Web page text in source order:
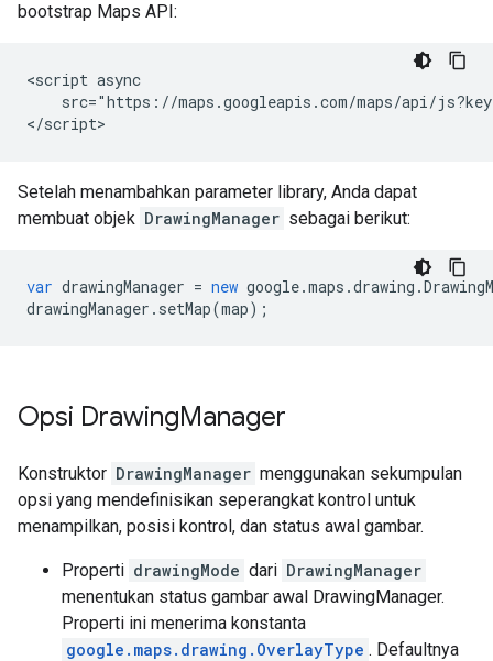
bootstrap Maps API:
<script async
src="https://maps.googleapis.com/maps/api/
</script>
Setelah menambahkan parameter library, Anda dapat
membuat objek DrawingManager sebagai berikut:
var drawingManager = new google.maps .drawing .
drawingManager . setMap(map);
Opsi DrawingManager
Konstruktor DrawingManager menggunakan sekumpulan
opsi yang mendefinisikan seperangkat kontrol untuk
menampilkan, posisi kontrol, dan status awal gambar.
Properti drawingMode dari DrawingManager
menentukan status gambar awal DrawingManager.
Properti ini menerima konstanta
google.maps.drawing.OverlayType . Defaultnya